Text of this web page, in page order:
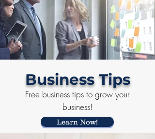
Business Tips
Free business tips to grow your
business!
Learn Now!